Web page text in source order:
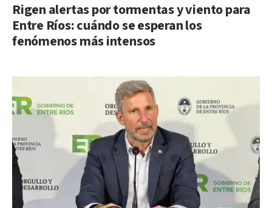
Rigen alertas por tormentas y viento para
Entre Ríos: cuándo se esperan los
fenómenos más intensos